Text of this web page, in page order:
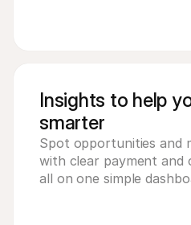
Insights to help
smarter
Spot opportunities and
with clear payment and
all on one simple